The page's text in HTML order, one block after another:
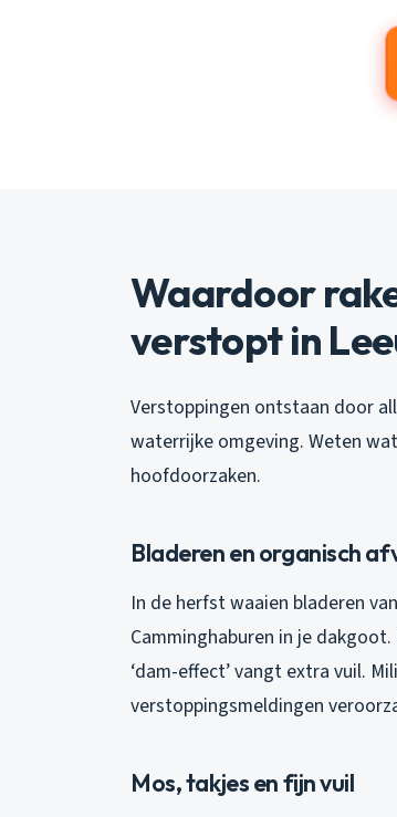
Waardoor
verstopt in
Verstoppingen ontstaan door
waterrijke omgeving. Weten
hoofdoorzaken.
Bladeren en organisch
In de herfst waaien bladeren
Camminghaburen in je
‘dam-effect’ vangt extra vuil.
verstoppingsmeldingen
Mos, takjes en fijn vuil